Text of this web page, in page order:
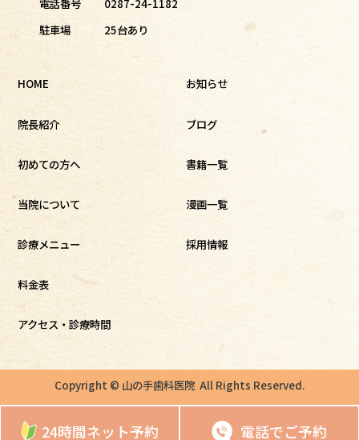
駐車場
25台あり
HOME
院長紹介
初めての方へ
当院について
診療メニュー
料金表
アクセス・診療時間
お知らせ
ブログ
書籍一覧
漫画一覧
採用情報
Copyright © 山の手歯科医院 All Rights Reserved.
24時間ネット予約 電話でご予約